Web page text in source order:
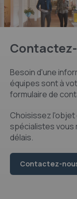
Besoin d'une
équipes sont à
formulaire de
Choisissez l'objet
spécialistes
délais.
Contactez-